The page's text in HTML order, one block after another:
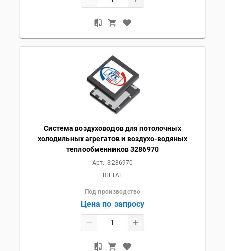
Система воздуховодов для потолочных
холодильных агрегатов и воздухо-водяных
теплообменников 3286970
Арт.:3286970
RITTAL
Под производство
Цена по запросу